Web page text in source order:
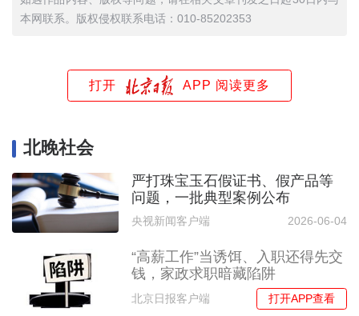
本网联系。版权侵权联系电话：010-85202353
打开 APP 阅读更多
北晚社会
严打珠宝玉石假证书、假产品等
问题，一批典型案例公布
央视新闻客户端 2026-06-04
“高薪工作”当诱饵、入职还得先交
钱，家政求职暗藏陷阱
北京日报客户端 打开APP查看